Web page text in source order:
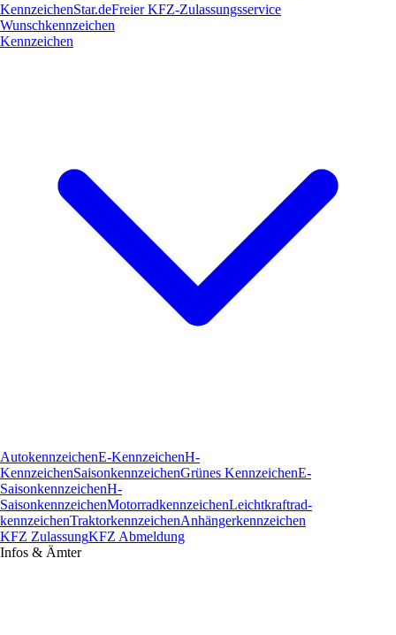
KennzeichenStar.deFreier KFZ-Zulassungsservice
Wunschkennzeichen
Kennzeichen
AutokennzeichenE-KennzeichenH-
KennzeichenSaisonkennzeichenGrünes KennzeichenE-
SaisonkennzeichenH-
SaisonkennzeichenMotorradkennzeichenLeichtkraftrad­
kennzeichenTraktorkennzeichenAnhängerkennzeichen
KFZ ZulassungKFZ Abmeldung
Infos & Ämter